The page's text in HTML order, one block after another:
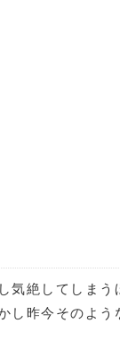
気絶してしまう
し昨今そのよう